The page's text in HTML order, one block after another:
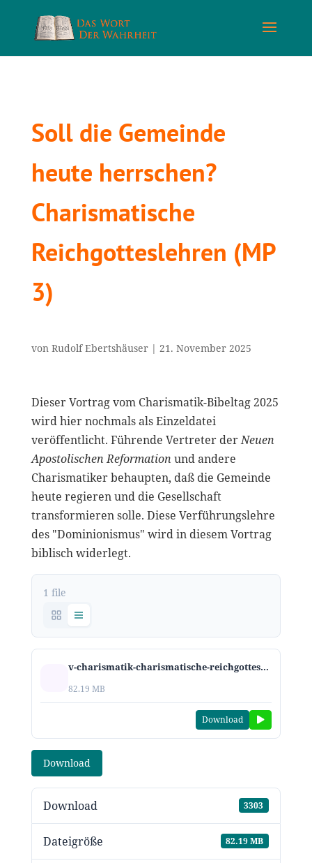
Soll die Gemeinde
heute herrschen?
Charismatische
Reichgotteslehren (MP
3)
von Rudolf Ebertshäuser| 21. November 2025
Download
Download 3303
Dateigröße 82.19 MB
Dieser Vortrag vom Charismatik-Bibeltag 2025
wird hier nochmals als Einzeldatei
veröffentlicht. Führende Vertreter derNeuen
Apostolischen Reformation und andere
Charismatiker behaupten, daß die Gemeinde
heute regieren und die Gesellschaft
transformieren solle. Diese Verführungslehre
des "Dominionismus" wird in diesem Vortrag
biblisch widerlegt.
1 file
v-charismatik-charismatische-reichgotteslehren-2025.mp3
82.19 MB
Download